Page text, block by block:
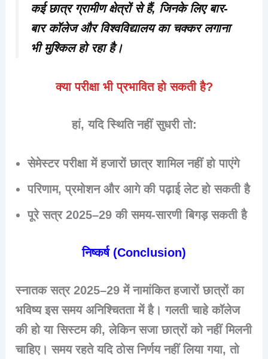
कई छात्र ग्रामीण क्षेत्रों से हैं, जिनके लिए बार-
बार कॉलेज और विश्वविद्यालय का चक्कर लगाना
भी मुश्किल हो रहा है।
क्या परीक्षा भी प्रभावित हो सकती है?
हां, यदि स्थिति नहीं सुधरी तो:
सेमेस्टर परीक्षा मेंहजारों छात्र शामिल नहीं हो पाएंगे
परिणाम, प्रमोशन और आगे की पढ़ाईलेट हो सकती है
पूरे सत्र 2025–29 कीसमय-सारणी बिगड़ सकती है
निष्कर्ष (Conclusion)
स्नातक सत्र 2025–29 में नामांकित हजारों छात्रों का
भविष्य इस समय अनिश्चितता में है। गलती चाहे कॉलेज
की हो या सिस्टम की, लेकिनसजा छात्रों को नहीं मिलनी
चाहिए। समय रहते यदि ठोस निर्णय नहीं लिया गया, तो